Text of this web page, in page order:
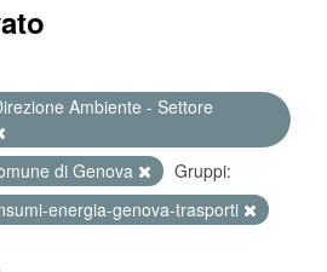
Ambiente - Settore
di Genova
Gruppi:
energia-genova-trasporti